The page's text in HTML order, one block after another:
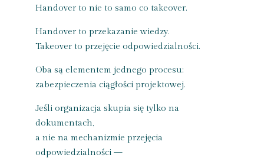
Handover to nie to samo co takeover.
Handover to przekazanie wiedzy.
Takeover to przejęcie odpowiedzialności.
Oba są elementem jednego procesu:
zabezpieczenia ciągłości projektowej.
Jeśli organizacja skupia się tylko na
dokumentach,
a nie na mechanizmie przejęcia
odpowiedzialności —